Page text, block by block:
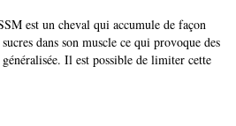
est un cheval qui accumule de façon
dans son muscle ce qui provoque des
Il est possible de limiter cette